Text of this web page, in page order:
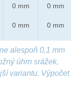
0 mm
0 mm
0 mm
0 mm
alespoň 0,1 mm
úhrn srážek,
variantu. Výpočet